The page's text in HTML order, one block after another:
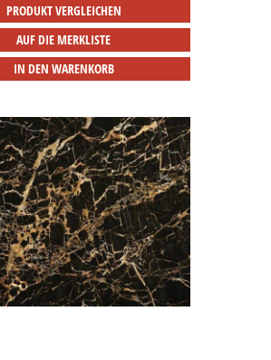
PRODUKT VERGLEICHEN
AUF DIE MERKLISTE
IN DEN WARENKORB